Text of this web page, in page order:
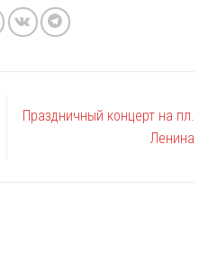
Праздничный концерт на пл.
Ленина